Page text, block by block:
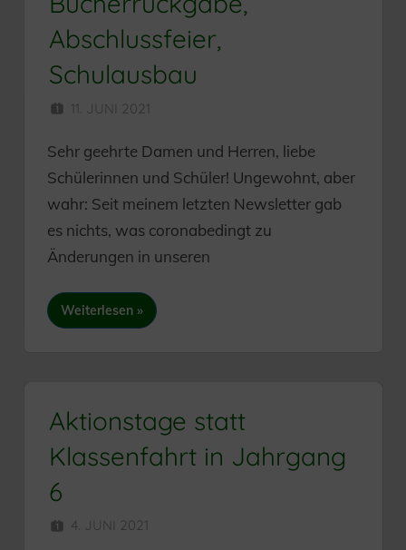
Abschlussfeier,
Schulausbau
11. JUNI 2021
Sehr geehrte Damen und Herren, liebe
Schülerinnen und Schüler! Ungewohnt, aber
wahr: Seit meinem letzten Newsletter gab
es nichts, was coronabedingt zu
Änderungen in unseren
Weiterlesen
Aktionstage statt
Klassenfahrt in Jahrgang
6
4. JUNI 2021